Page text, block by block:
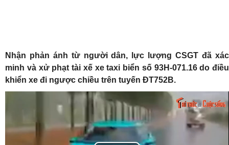
Nhận phản ánh từ người dân, lực lượng CSGT đã xác
minh và xử phạt tài xế xe taxi biển số 93H-071.16 do điều
khiển xe đi ngược chiều trên tuyến ĐT752B.